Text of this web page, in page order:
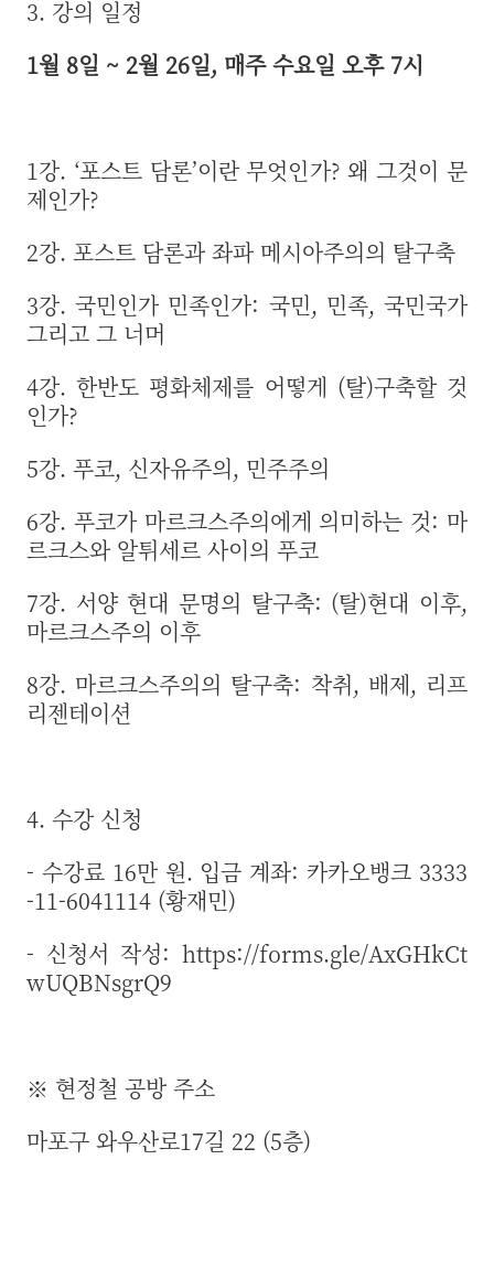
3. 강의 일정
1월 8일 ~ 2월 26일, 매주 수요일 오후 7시
1강. ‘포스트 담론’이란 무엇인가? 왜 그것이 문
제인가?
2강. 포스트 담론과 좌파 메시아주의의 탈구축
3강. 국민인가 민족인가: 국민, 민족, 국민국가
그리고 그 너머
4강. 한반도 평화체제를 어떻게 (탈)구축할 것
인가?
5강. 푸코, 신자유주의, 민주주의
6강. 푸코가 마르크스주의에게 의미하는 것: 마
르크스와 알튀세르 사이의 푸코
7강. 서양 현대 문명의 탈구축: (탈)현대 이후,
마르크스주의 이후
8강. 마르크스주의의 탈구축: 착취, 배제, 리프
리젠테이션
4. 수강 신청
- 수강료 16만 원. 입금 계좌: 카카오뱅크 3333
-11-6041114 (황재민)
- 신청서 작성: https://forms.gle/AxGHkCt
wUQBNsgrQ9
※ 현정철 공방 주소
마포구 와우산로17길 22 (5층)